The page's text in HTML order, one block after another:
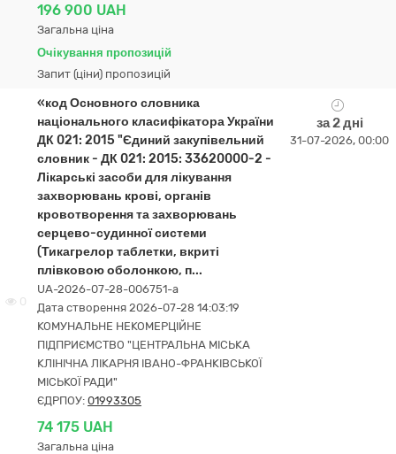
196 900 UAH
Загальна ціна
Очікування пропозицій
Запит (ціни) пропозицій
0
«код Основного словника
національного класифікатора України
ДК 021: 2015 "Єдиний закупівельний
словник - ДК 021: 2015: 33620000-2 -
Лікарські засоби для лікування
захворювань крові, органів
кровотворення та захворювань
серцево-судинної системи
(Тикагрелор таблетки, вкриті
плівковою оболонкою, п...
UA-2026-07-28-006751-a
Дата створення 2026-07-28 14:03:19
КОМУНАЛЬНЕ НЕКОМЕРЦІЙНЕ
ПІДПРИЄМСТВО "ЦЕНТРАЛЬНА МІСЬКА
КЛІНІЧНА ЛІКАРНЯ ІВАНО-ФРАНКІВСЬКОЇ
МІСЬКОЇ РАДИ"
ЄДРПОУ: 01993305
74 175 UAH
Загальна ціна
за 2 дні
31-07-2026, 00:00